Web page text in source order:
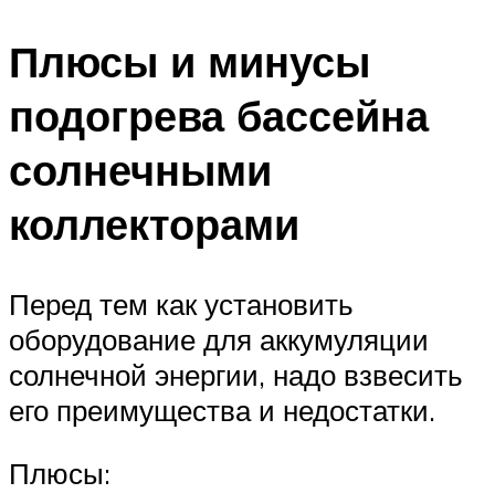
Плюсы и минусы
подогрева бассейна
солнечными
коллекторами
Перед тем как установить
оборудование для аккумуляции
солнечной энергии, надо взвесить
его преимущества и недостатки.
Плюсы: